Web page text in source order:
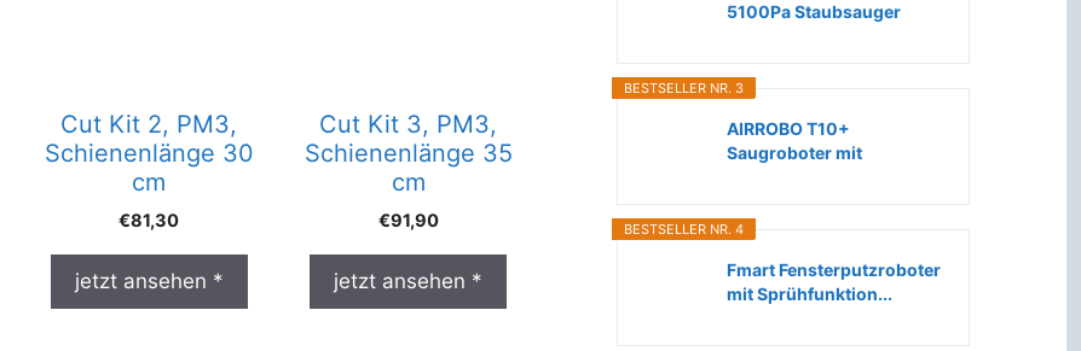
Cut Kit 2, PM3,
Schienenlänge 30
cm
€81,30
jetzt ansehen *
Cut Kit 3, PM3,
Schienenlänge 35
cm
€91,90
jetzt ansehen *
5100Pa Staubsauger
BESTSELLER NR. 3
AIRROBO T10+
Saugroboter mit
BESTSELLER NR. 4
Fmart Fensterputzroboter
mit Sprühfunktion...